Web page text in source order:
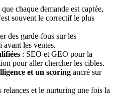
chaque demande est captée,
souvent le correctif le plus
des garde-fous sur les
les ventes.
: SEO et GEO pour la
pour aller chercher les cibles.
et un scoring ancré sur
relances et le nurturing une fois la